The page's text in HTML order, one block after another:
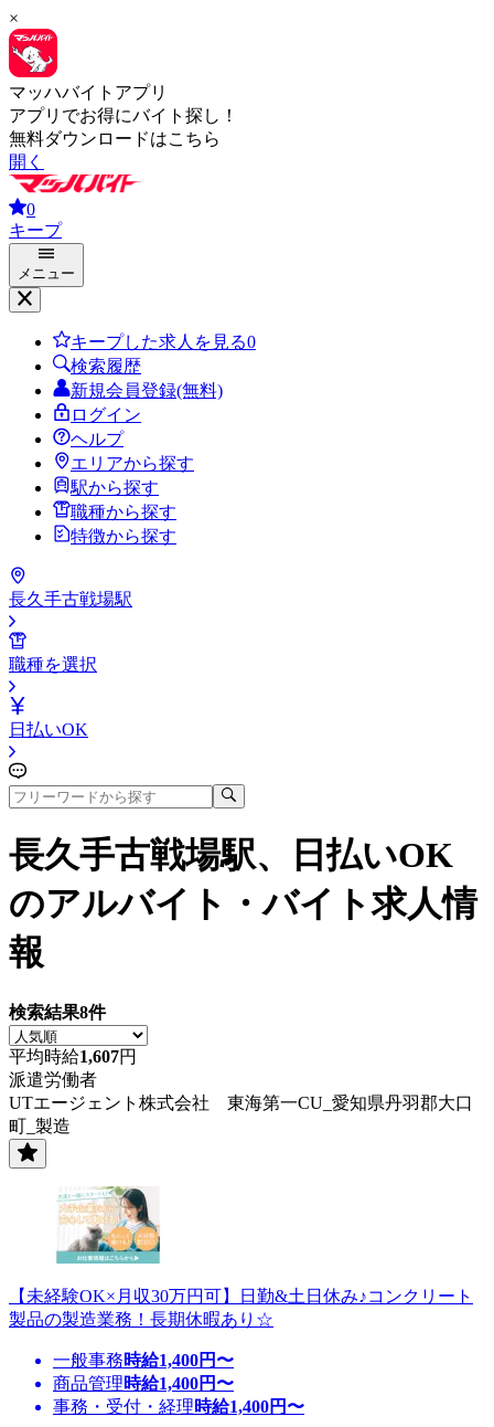
×
マッハバイトアプリ
アプリでお得にバイト探し！
無料ダウンロードはこちら
開く
0
キープ
メニュー
キープした求人を見る0
検索履歴
新規会員登録(無料)
ログイン
ヘルプ
エリアから探す
駅から探す
職種から探す
特徴から探す
長久手古戦場駅
職種を選択
日払いOK
長久手古戦場駅、日払いOK
のアルバイト・バイト求人情
報
検索結果8件
平均時給1,607円
派遣労働者
UTエージェント株式会社 東海第一CU_愛知県丹羽郡大口
町_製造
【未経験OK×月収30万円可】日勤&土日休み♪コンクリート
製品の製造業務！長期休暇あり☆
一般事務時給1,400円〜
商品管理時給1,400円〜
事務・受付・経理時給1,400円〜